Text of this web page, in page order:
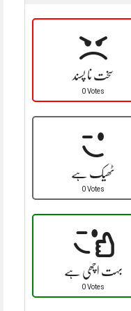
سخت نا پسند
0 Votes
ٹھیک ہے
0 Votes
بہت اچھی ہے
0 Votes